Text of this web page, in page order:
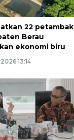
22 petambak
Berau
ekonomi biru
13:14